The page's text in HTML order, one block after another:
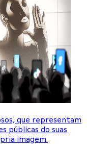
que representam
públicas do suas
imagem.